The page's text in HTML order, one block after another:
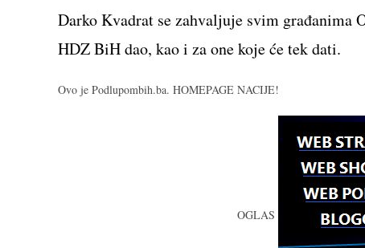
Darko Kvadrat se zahvaljuje svim građanima
HDZ BiH dao, kao i za one koje će tek dati.
Ovo je Podlupombih.ba. HOMEPAGE NACIJE!
OGLAS